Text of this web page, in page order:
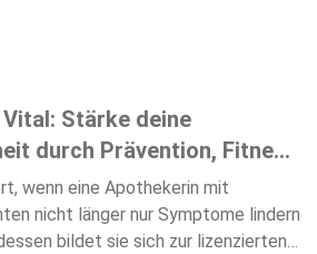
Stärke deine
durch Prävention, Fitne...
wenn eine Apothekerin mit
nicht länger nur Symptome lindern
bildet sie sich zur lizenzierten